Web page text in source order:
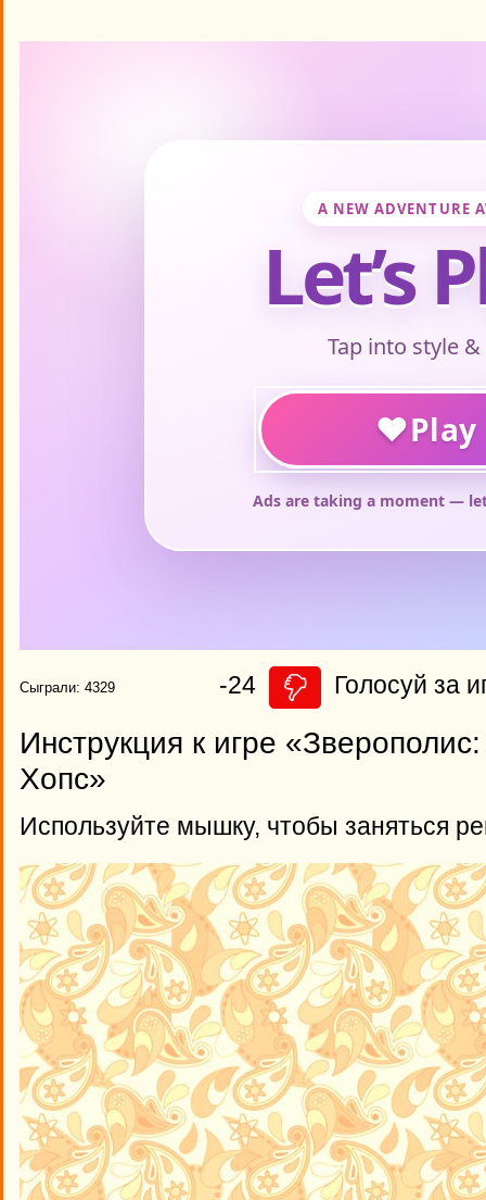
Сыграли: 4329 -24 Голосуй за
Инструкция к игре
Хопс»
Используйте мышку, чтобы заняться